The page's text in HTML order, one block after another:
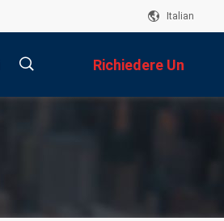
Italian
Richiedere Un
Preventivo